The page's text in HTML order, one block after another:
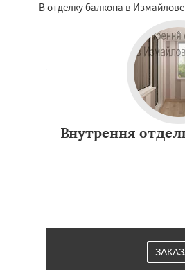
В отделку балкона в
Внутрення